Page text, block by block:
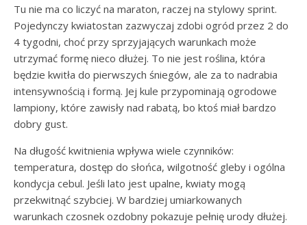
Tu nie ma co liczyć na maraton, raczej na stylowy sprint.
Pojedynczy kwiatostan zazwyczaj zdobi ogród przez 2 do
4 tygodni, choć przy sprzyjających warunkach może
utrzymać formę nieco dłużej. To nie jest roślina, która
będzie kwitła do pierwszych śniegów, ale za to nadrabia
intensywnością i formą. Jej kule przypominają ogrodowe
lampiony, które zawisły nad rabatą, bo ktoś miał bardzo
dobry gust.
Na długość kwitnienia wpływa wiele czynników:
temperatura, dostęp do słońca, wilgotność gleby i ogólna
kondycja cebul. Jeśli lato jest upalne, kwiaty mogą
przekwitnąć szybciej. W bardziej umiarkowanych
warunkach czosnek ozdobny pokazuje pełnię urody dłużej.